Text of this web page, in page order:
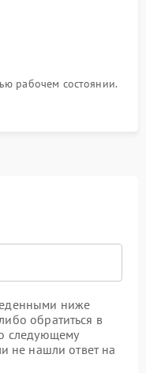
рабочем состоянии.
ниже
обратиться в
следующему
не нашли ответ на